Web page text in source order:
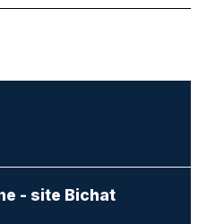
- site Bichat